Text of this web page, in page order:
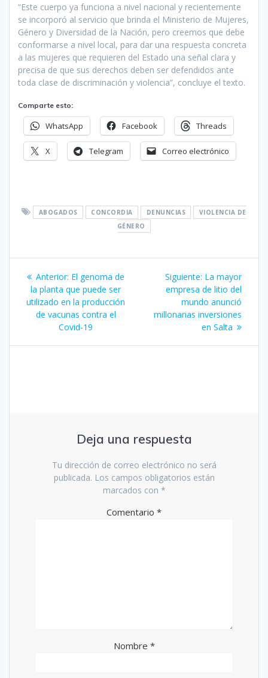
“Este cuerpo ya funciona a nivel nacional y recientemente
se incorporó al servicio que brinda el Ministerio de Mujeres,
Género y Diversidad de la Nación, pero creemos que debe
conformarse a nivel local, para dar una respuesta concreta
a las mujeres que requieren del Estado una señal clara y
precisa de que sus derechos deben ser defendidos ante
toda clase de discriminación y violencia”, concluye el texto.
Comparte esto:
WhatsApp Facebook Threads
X Telegram Correo electrónico
ABOGADOS CONCORDIA DENUNCIAS
VIOLENCIA DE
GÉNERO
Navegación
de
entradas
Anterior: Entrada
anterior:
El genoma de
la planta que puede ser
utilizado en la producción
de vacunas contra el
Covid-19
Siguiente: Siguiente
entrada:
La mayor
empresa de litio del
mundo anunció
millonarias inversiones
en Salta
Deja una respuesta
Tu dirección de correo electrónico no será
publicada. Los campos obligatorios están
marcados con *
Comentario *
Nombre *